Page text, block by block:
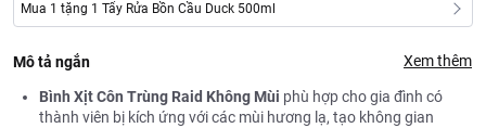
Mua 1 tặng 1 Tẩy Rửa Bồn Cầu Duck 500ml
Mô tả ngắn Xem thêm
Bình Xịt Côn Trùng Raid Không Mùi phù hợp cho gia đình có
thành viên bị kích ứng với các mùi hương lạ, tạo không gian